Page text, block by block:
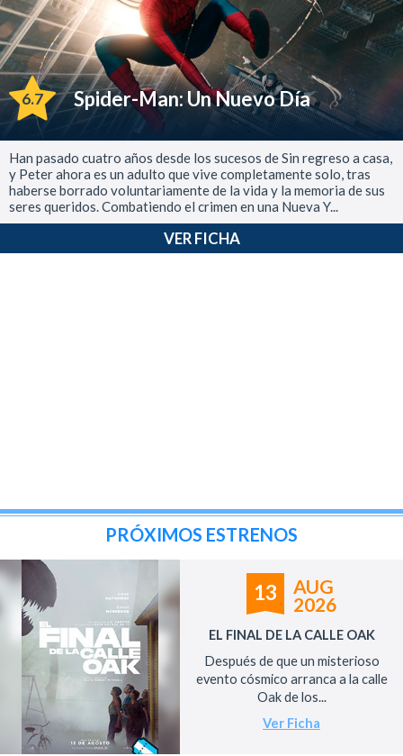
6.7 Spider-Man: Un Nuevo Día
Han pasado cuatro años desde los sucesos de Sin regreso a casa,
y Peter ahora es un adulto que vive completamente solo, tras
haberse borrado voluntariamente de la vida y la memoria de sus
seres queridos. Combatiendo el crimen en una Nueva Y...
VER FICHA
PRÓXIMOS ESTRENOS
13
AUG
2026
EL FINAL DE LA CALLE OAK
Después de que un misterioso
evento cósmico arranca a la calle
Oak de los...
Ver Ficha